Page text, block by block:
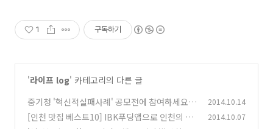
1 구독하기
'라이프 log' 카테고리의 다른 글
중기청 '혁신적실패사례' 공모전에 참여하세요!
(0)
2014.10.14
[인천 맛집 베스트10] IBK푸딩앱으로 인천의 숨
2014.10.07